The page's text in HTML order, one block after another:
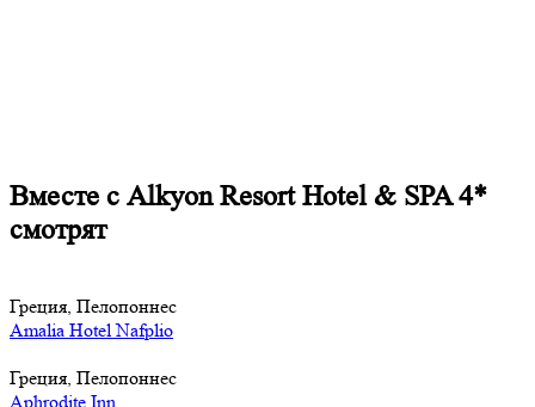
Вместе с Alkyon Resort Hotel & SPA 4*
смотрят
Греция, Пелопоннес
Amalia Hotel Nafplio
Греция, Пелопоннес
Aphrodite Inn